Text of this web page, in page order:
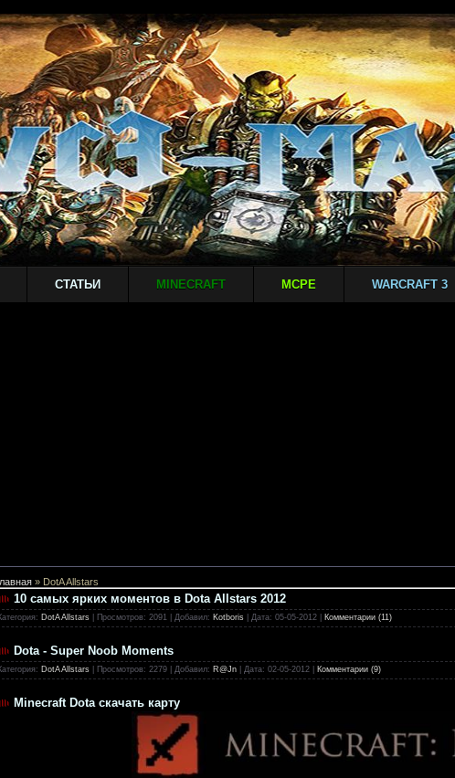
СТАТЬИ MINECRAFT MCPE WARCRAFT 3
» DotA Allstars
10 самых ярких моментов в Dota Allstars 2012
DotA Allstars Просмотров: 2091 Добавил: Kotboris Дата: 05-05-2012 Комментарии (11)
Dota - Super Noob Moments
DotA Allstars Просмотров: 2279 Добавил: R@Jn Дата: 02-05-2012 Комментарии (9)
Minecraft Dota скачать карту